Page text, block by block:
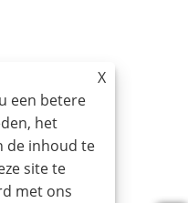
X
een betere
het
de inhoud te
site te
met ons